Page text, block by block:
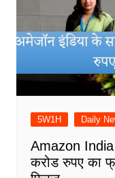
5W1H Daily
Amazon
करोड रुपए का